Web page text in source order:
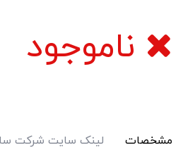
ناموجود
مشخصات لینک سایت شرکت